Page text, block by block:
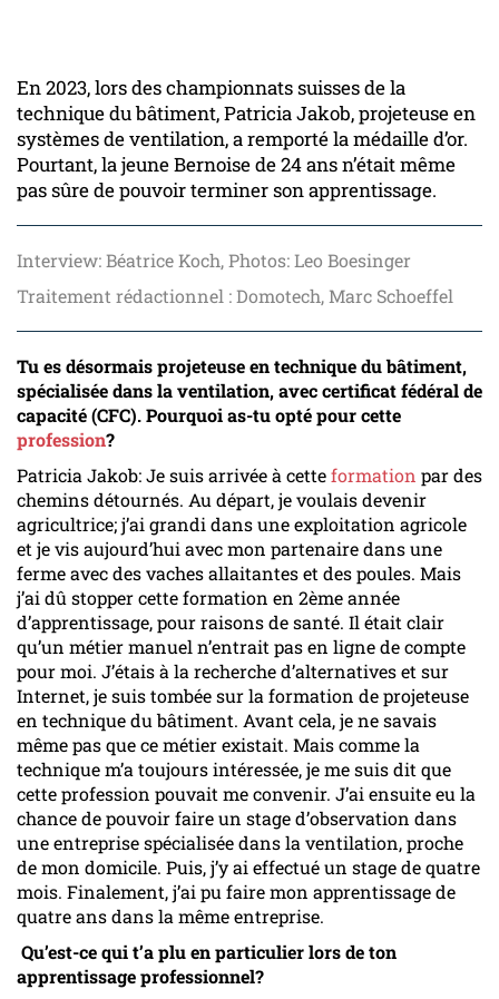
En 2023, lors des championnats suisses de la
technique du bâtiment, Patricia Jakob, projeteuse en
systèmes de ventilation, a remporté la médaille d’or.
Pourtant, la jeune Bernoise de 24 ans n’était même
pas sûre de pouvoir terminer son apprentissage.
Interview: Béatrice Koch, Photos: Leo Boesinger
Traitement rédactionnel : Domotech, Marc Schoeffel
Tu es désormais projeteuse en technique du bâtiment,
spécialisée dans la ventilation, avec certificat fédéral de
capacité (CFC). Pourquoi as-tu opté pour cette
profession?
Patricia Jakob: Je suis arrivée à cetteformation par des
chemins détournés. Au départ, je voulais devenir
agricultrice; j’ai grandi dans une exploitation agricole
et je vis aujourd’hui avec mon partenaire dans une
ferme avec des vaches allaitantes et des poules. Mais
j’ai dû stopper cette formation en 2ème année
d’apprentissage, pour raisons de santé. Il était clair
qu’un métier manuel n’entrait pas en ligne de compte
pour moi. J’étais à la recherche d’alternatives et sur
Internet, je suis tombée sur la formation de projeteuse
en technique du bâtiment. Avant cela, je ne savais
même pas que ce métier existait. Mais comme la
technique m’a toujours intéressée, je me suis dit que
cette profession pouvait me convenir. J’ai ensuite eu la
chance de pouvoir faire un stage d’observation dans
une entreprise spécialisée dans la ventilation, proche
de mon domicile. Puis, j’y ai effectué un stage de quatre
mois. Finalement, j’ai pu faire mon apprentissage de
quatre ans dans la même entreprise.
Qu’est-ce qui t’a plu en particulier lors de ton
apprentissage professionnel?